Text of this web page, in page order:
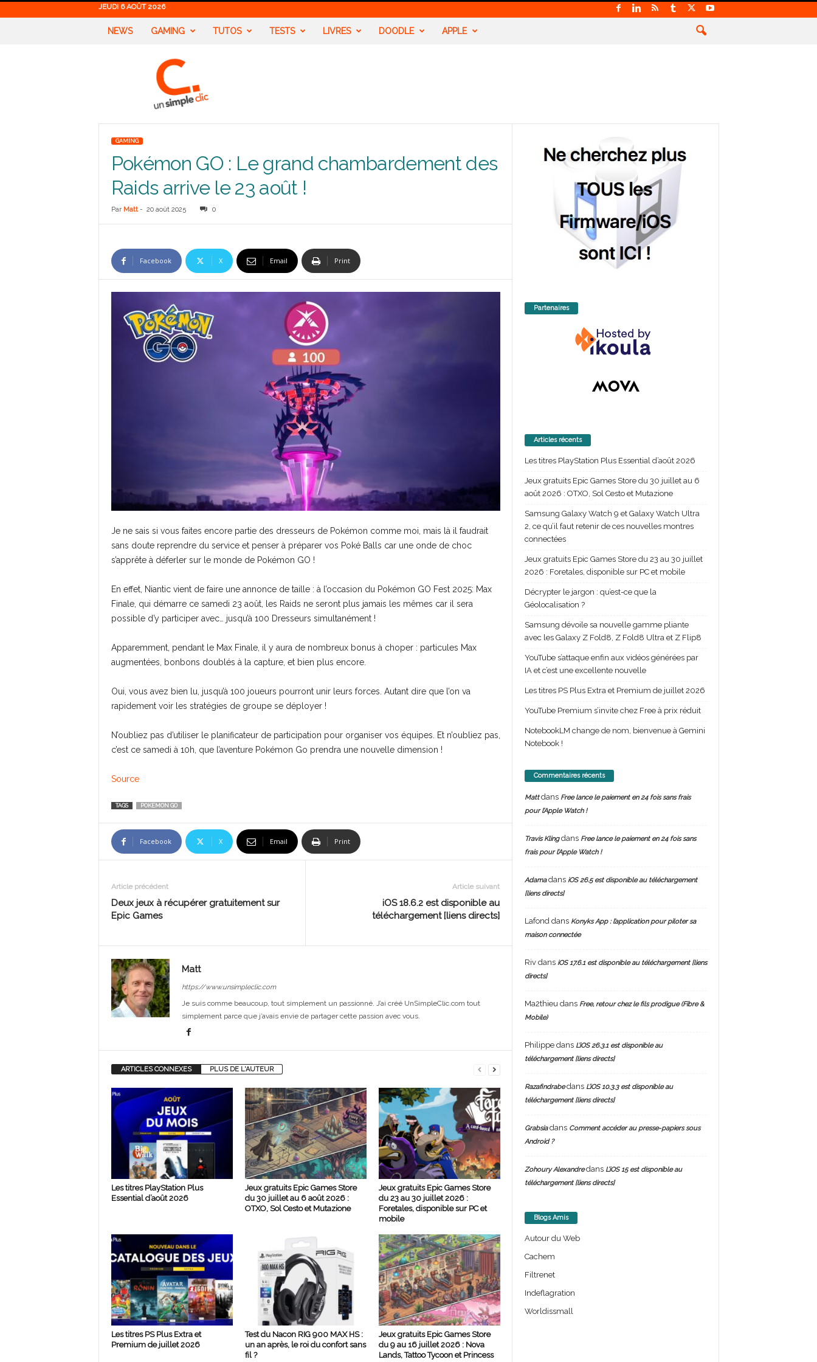
JEUDI 6 AOÛT 2026
NEWS GAMING TUTOS TESTS LIVRES DOODLE APPLE
GAMING
Pokémon GO : Le grand chambardement des
Raids arrive le 23 août !
Par Matt- 20 août 2025 0
Facebook X Email Print
Je ne sais si vous faites encore partie des dresseurs de Pokémon comme moi, mais là il faudrait
sans doute reprendre du service et penser à préparer vos Poké Balls car une onde de choc
s’apprête à déferler sur le monde de Pokémon GO !
En effet, Niantic vient de faire une annonce de taille : à l’occasion du Pokémon GO Fest 2025: Max
Finale, qui démarre ce samedi 23 août, les Raids ne seront plus jamais les mêmes car il sera
possible d’y participer avec… jusqu’à 100 Dresseurs simultanément !
Apparemment, pendant le Max Finale, il y aura de nombreux bonus à choper : particules Max
augmentées, bonbons doublés à la capture, et bien plus encore.
Oui, vous avez bien lu, jusqu’à 100 joueurs pourront unir leurs forces. Autant dire que l’on va
rapidement voir les stratégies de groupe se déployer !
N’oubliez pas d’utiliser le planificateur de participation pour organiser vos équipes. Et n’oubliez pas,
c’est ce samedi à 10h, que l’aventure Pokémon Go prendra une nouvelle dimension !
Source
TAGS POKEMON GO
Facebook X Email Print
Article précédent
Deux jeux à récupérer gratuitement sur
Epic Games
Article suivant
iOS 18.6.2 est disponible au
téléchargement [liens directs]
Matt
https://www.unsimpleclic.com
Je suis comme beaucoup, tout simplement un passionné. J’ai créé UnSimpleClic.com tout
simplement parce que j’avais envie de partager cette passion avec vous.
ARTICLES CONNEXES PLUS DE L'AUTEUR
Les titres PlayStation Plus
Essential d’août 2026
Jeux gratuits Epic Games Store
du 30 juillet au 6 août 2026 :
OTXO, Sol Cesto et Mutazione
Jeux gratuits Epic Games Store
du 23 au 30 juillet 2026 :
Foretales, disponible sur PC et
mobile
Les titres PS Plus Extra et
Premium de juillet 2026
Test du Nacon RIG 900 MAX HS :
un an après, le roi du confort sans
fil ?
Jeux gratuits Epic Games Store
du 9 au 16 juillet 2026 : Nova
Lands, Tattoo Tycoon et Princess
Partenaires
Articles récents
Les titres PlayStation Plus Essential d’août 2026
Jeux gratuits Epic Games Store du 30 juillet au 6
août 2026 : OTXO, Sol Cesto et Mutazione
Samsung Galaxy Watch 9 et Galaxy Watch Ultra
2, ce qu’il faut retenir de ces nouvelles montres
connectées
Jeux gratuits Epic Games Store du 23 au 30 juillet
2026 : Foretales, disponible sur PC et mobile
Décrypter le jargon : qu’est-ce que la
Géolocalisation ?
Samsung dévoile sa nouvelle gamme pliante
avec les Galaxy Z Fold8, Z Fold8 Ultra et Z Flip8
YouTube s’attaque enfin aux vidéos générées par
IA et c’est une excellente nouvelle
Les titres PS Plus Extra et Premium de juillet 2026
YouTube Premium s’invite chez Free à prix réduit
NotebookLM change de nom, bienvenue à Gemini
Notebook !
Commentaires récents
Mattdans Free lance le paiement en 24 fois sans frais
pour l’Apple Watch !
Travis Klingdans Free lance le paiement en 24 fois sans
frais pour l’Apple Watch !
Adamadans iOS 26.5 est disponible au téléchargement
[liens directs]
Lafond dans Konyks App : l’application pour piloter sa
maison connectée
Rivdans iOS 17.6.1 est disponible au téléchargement [liens
directs]
Ma2thieu dans Free, retour chez le fils prodigue (Fibre &
Mobile)
Philippedans L’iOS 26.3.1 est disponible au
téléchargement [liens directs]
Razafindrabedans L’iOS 10.3.3 est disponible au
téléchargement [liens directs]
Grabsiadans Comment accéder au presse-papiers sous
Android ?
Zohoury Alexandredans L’iOS 15 est disponible au
téléchargement [liens directs]
Blogs Amis
Autour du Web
Cachem
Filtrenet
Indeflagration
Worldissmall